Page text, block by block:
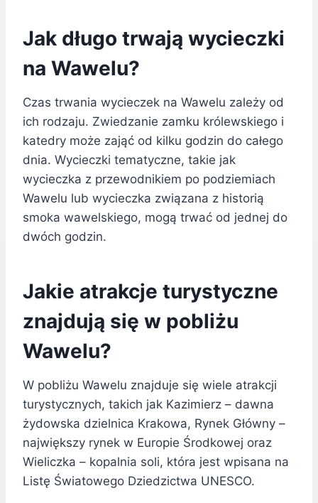
Jak długo trwają wycieczki
na Wawelu?
Czas trwania wycieczek na Wawelu zależy od
ich rodzaju. Zwiedzanie zamku królewskiego i
katedry może zająć od kilku godzin do całego
dnia. Wycieczki tematyczne, takie jak
wycieczka z przewodnikiem po podziemiach
Wawelu lub wycieczka związana z historią
smoka wawelskiego, mogą trwać od jednej do
dwóch godzin.
Jakie atrakcje turystyczne
znajdują się w pobliżu
Wawelu?
W pobliżu Wawelu znajduje się wiele atrakcji
turystycznych, takich jak Kazimierz – dawna
żydowska dzielnica Krakowa, Rynek Główny –
największy rynek w Europie Środkowej oraz
Wieliczka – kopalnia soli, która jest wpisana na
Listę Światowego Dziedzictwa UNESCO.